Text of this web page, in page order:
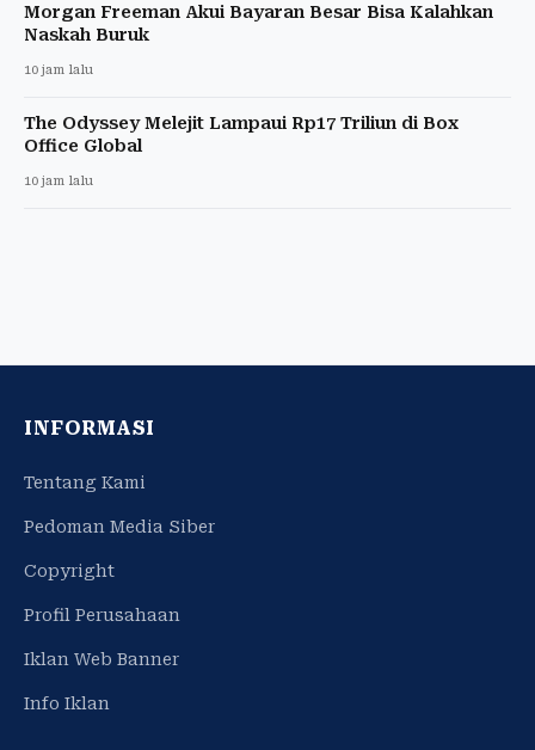
Morgan Freeman Akui Bayaran Besar Bisa Kalahkan
Naskah Buruk
10 jam lalu
The Odyssey Melejit Lampaui Rp17 Triliun di Box
Office Global
10 jam lalu
INFORMASI
Tentang Kami
Pedoman Media Siber
Copyright
Profil Perusahaan
Iklan Web Banner
Info Iklan